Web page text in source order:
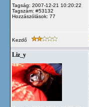
Tagság: 2007-12-21 10:20:22
Tagszám: #53132
Hozzászólások: 77
Kezdő
Liz_y